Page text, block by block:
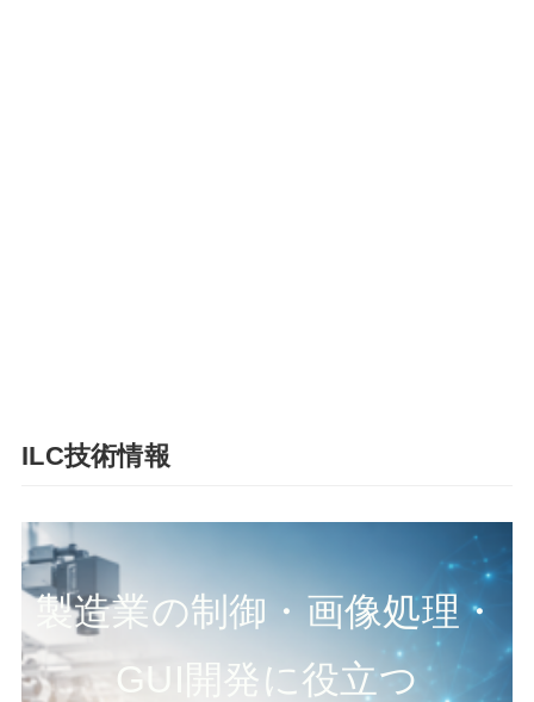
ILC技術情報
製造業の制御・画像処理・
GUI開発に役立つ